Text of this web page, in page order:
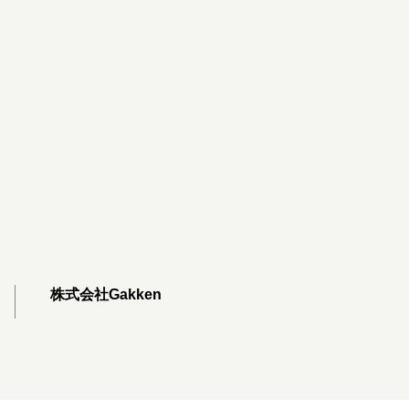
株式会社Gakken